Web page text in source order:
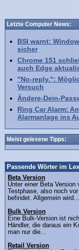
Letzte Computer News:
BSI warnt:
sicher
Chrome 151
auch Edge
"No-reply.":
Versuch
Ändere-Dein-
Ring Car Alarm:
Alarmanlage ins
Meist gelesene Tipps:
Passende Wörter im
Beta Version
Unter einer Beta
Testphase, also noch
befindet. Allgemein wird...
Bulk Version
Eine Bulk-Version ist
Händler, die daraus ein
man nur die...
Retail Version